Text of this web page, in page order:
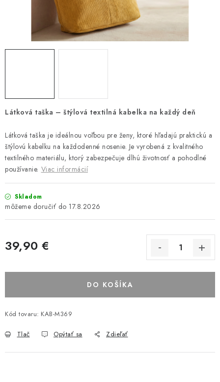
Platba a doprava
Reklamačný poriadok
Všeobecné obchodné podmienky
Ako využíváme cookies
Ochrana osobných údajov
Odstúpenie od zmluvy
Látková taška – štýlová textilná kabelka na každý deň
Látková taška je ideálnou voľbou pre ženy, ktoré hľadajú praktickú a
štýlovú kabelku na každodenné nosenie. Je vyrobená z kvalitného
textilného materiálu, ktorý zabezpečuje dlhú životnosť a pohodlné
používanie. Viac informácií
Skladom
17.8.2026
39,90 €
DO KOŠÍKA
Kód tovaru: KAB-M369
Tlač Opýtať sa Zdieľať